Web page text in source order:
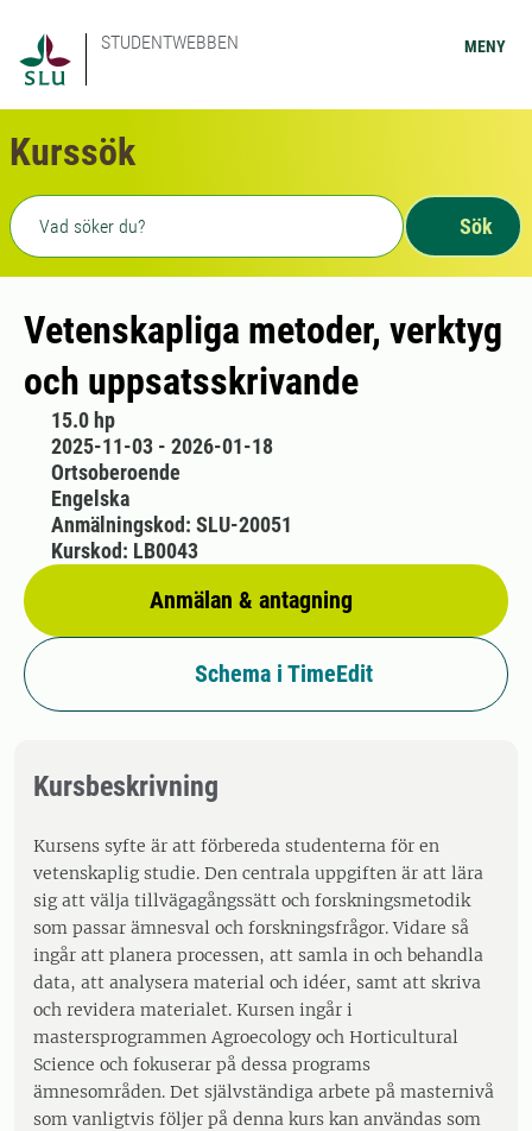
STUDENTWEBBEN MENY
Kurssök
Fritext sökning
Sök
Vetenskapliga metoder, verktyg
och uppsatsskrivande
15.0 hp
2025-11-03 - 2026-01-18
Ortsoberoende
Engelska
Anmälan & antagning
Anmälningskod: SLU-20051
Kurskod: LB0043
Schema i TimeEdit
Kursbeskrivning
Kursens syfte är att förbereda studenterna för en
vetenskaplig studie. Den centrala uppgiften är att lära
sig att välja tillvägagångssätt och forskningsmetodik
som passar ämnesval och forskningsfrågor. Vidare så
ingår att planera processen, att samla in och behandla
data, att analysera material och idéer, samt att skriva
och revidera materialet. Kursen ingår i
mastersprogrammen Agroecology och Horticultural
Science och fokuserar på dessa programs
ämnesområden. Det självständiga arbete på masternivå
som vanligtvis följer på denna kurs kan användas som